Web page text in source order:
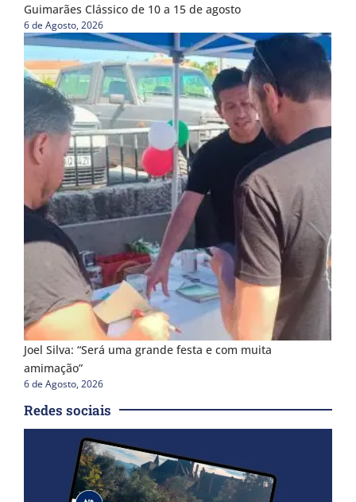
Guimarães Clássico de 10 a 15 de agosto
6 de Agosto, 2026
Joel Silva: “Será uma grande festa e com muita
amimação”
6 de Agosto, 2026
Redes sociais